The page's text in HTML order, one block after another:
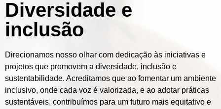
Diversidade e
inclusão
Direcionamos nosso olhar com dedicação às iniciativas e
projetos que promovem a diversidade, inclusão e
sustentabilidade. Acreditamos que ao fomentar um ambiente
inclusivo, onde cada voz é valorizada, e ao adotar práticas
sustentáveis, contribuímos para um futuro mais equitativo e